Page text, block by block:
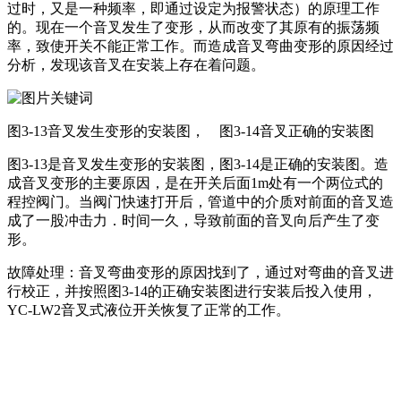
过时，又是一种频率，即通过设定为报警状态）的原理工作
的。现在一个音叉发生了变形，从而改变了其原有的振荡频
率，致使开关不能正常工作。而造成音叉弯曲变形的原因经过
分析，发现该音叉在安装上存在着问题。
图3-13音叉发生变形的安装图， 图3-14音叉正确的安装图
图3-13是音叉发生变形的安装图，图3-14是正确的安装图。造
成音叉变形的主要原因，是在开关后面1m处有一个两位式的
程控阀门。当阀门快速打开后，管道中的介质对前面的音叉造
成了一股冲击力．时间一久，导致前面的音叉向后产生了变
形。
故障处理：音叉弯曲变形的原因找到了，通过对弯曲的音叉进
行校正，并按照图3-14的正确安装图进行安装后投入使用，
YC-LW2音叉式液位开关恢复了正常的工作。